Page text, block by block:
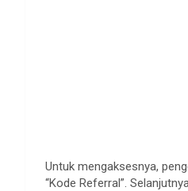
Untuk mengaksesnya,
“Kode Referral”.